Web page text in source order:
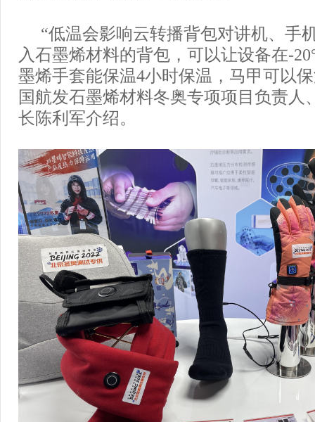
“低温会影响云转播背包对讲机、手
入石墨烯材料的背包，可以让设备在-
墨烯手套能保温4小时保温，马甲可以
国航发石墨烯材料冬奥专项项目负责人
长陈利军介绍。